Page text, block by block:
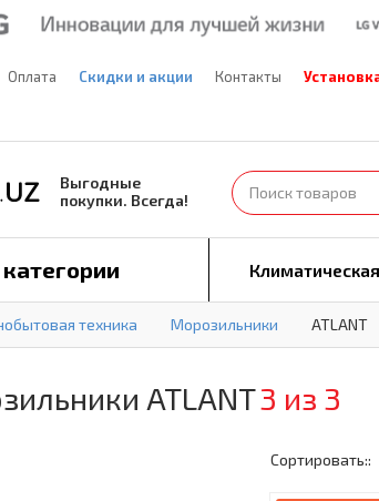
Оплата Скидки и акции Контакты
Выгодные
покупки. Всегда!
техника Морозильники ATLANT
ATLANT3 из 3
Сортировать::